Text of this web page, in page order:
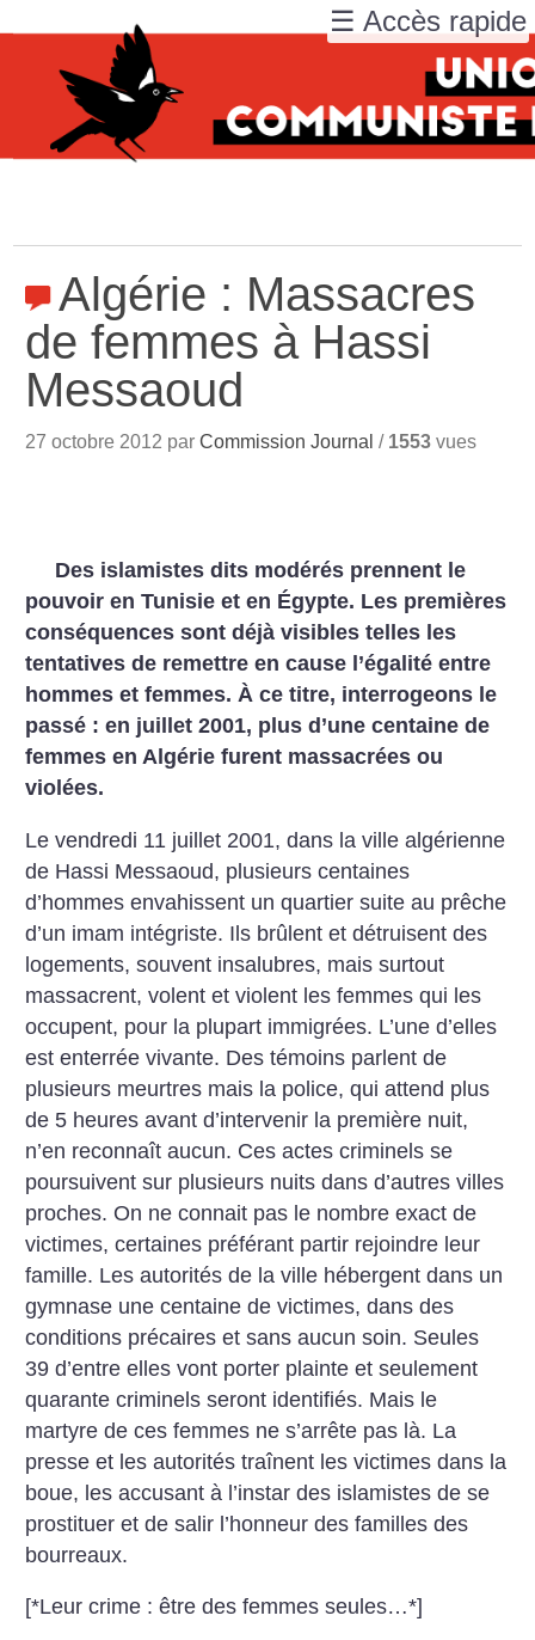
Algérie : Massacres
de femmes à Hassi
Messaoud
27 octobre 2012 parCommission Journal / 1553 vues
Des islamistes dits modérés prennent le
pouvoir en Tunisie et en Égypte. Les premières
conséquences sont déjà visibles telles les
tentatives de remettre en cause l’égalité entre
hommes et femmes. À ce titre, interrogeons le
passé : en juillet 2001, plus d’une centaine de
femmes en Algérie furent massacrées ou
violées.
Le vendredi 11 juillet 2001, dans la ville algérienne
de Hassi Messaoud, plusieurs centaines
d’hommes envahissent un quartier suite au prêche
d’un imam intégriste. Ils brûlent et détruisent des
logements, souvent insalubres, mais surtout
massacrent, volent et violent les femmes qui les
occupent, pour la plupart immigrées. L’une d’elles
est enterrée vivante. Des témoins parlent de
plusieurs meurtres mais la police, qui attend plus
de 5 heures avant d’intervenir la première nuit,
n’en reconnaît aucun. Ces actes criminels se
poursuivent sur plusieurs nuits dans d’autres villes
proches. On ne connait pas le nombre exact de
victimes, certaines préférant partir rejoindre leur
famille. Les autorités de la ville hébergent dans un
gymnase une centaine de victimes, dans des
conditions précaires et sans aucun soin. Seules
39 d’entre elles vont porter plainte et seulement
quarante criminels seront identifiés. Mais le
martyre de ces femmes ne s’arrête pas là. La
presse et les autorités traînent les victimes dans la
boue, les accusant à l’instar des islamistes de se
prostituer et de salir l’honneur des familles des
bourreaux.
[*Leur crime : être des femmes seules…*]
☰ Accès rapide